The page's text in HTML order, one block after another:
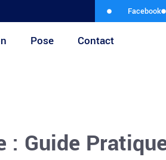
Facebook
Pose Contact
: Guide